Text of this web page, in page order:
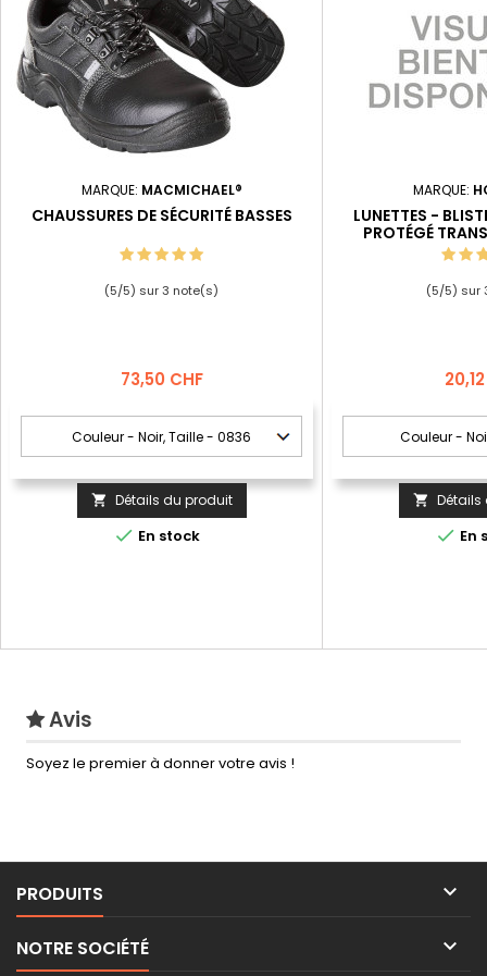
MARQUE: MACMICHAEL®
CHAUSSURES DE SÉCURITÉ BASSES
(5/5) sur3 note(s)
Prix
73,50 CHF
 Détails du produit
 En stock
MARQUE:
LUNETTES -
PROTÉGÉ
(5/5) sur
Prix
 Détails
 En
Avis
Soyez le premier à donner votre avis !
PRODUITS 
NOTRE SOCIÉTÉ 